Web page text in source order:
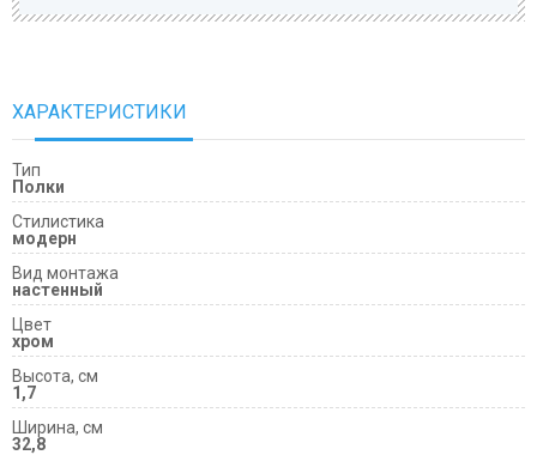
ХАРАКТЕРИСТИКИ
Тип
Полки
Cтилистика
модерн
Вид монтажа
настенный
Цвет
хром
Высота, см
1,7
Ширина, см
32,8